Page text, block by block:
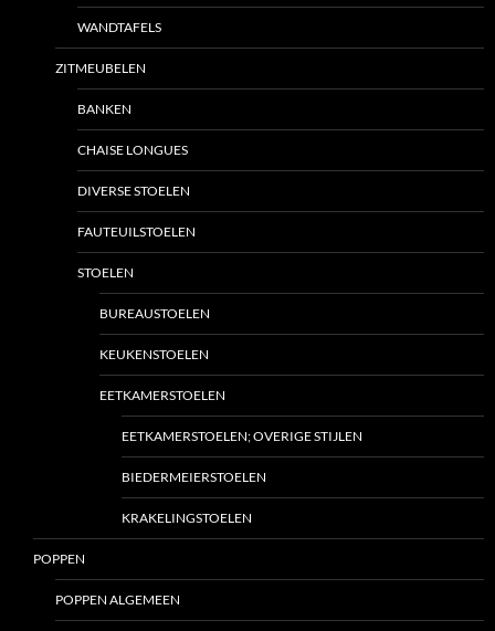
WANDTAFELS
ZITMEUBELEN
BANKEN
CHAISE LONGUES
DIVERSE STOELEN
FAUTEUILSTOELEN
STOELEN
BUREAUSTOELEN
KEUKENSTOELEN
EETKAMERSTOELEN
EETKAMERSTOELEN; OVERIGE STIJLEN
BIEDERMEIERSTOELEN
KRAKELINGSTOELEN
POPPEN
POPPEN ALGEMEEN